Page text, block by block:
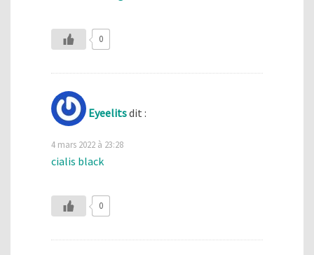
0
Eyeelitsdit :
4 mars 2022 à 23:28
cialis black
0